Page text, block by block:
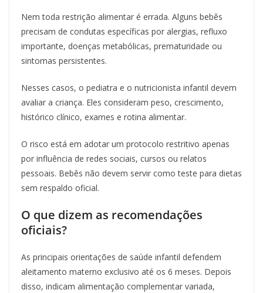
Nem toda restrição alimentar é errada. Alguns bebês
precisam de condutas específicas por alergias, refluxo
importante, doenças metabólicas, prematuridade ou
sintomas persistentes.
Nesses casos, o pediatra e o nutricionista infantil devem
avaliar a criança. Eles consideram peso, crescimento,
histórico clínico, exames e rotina alimentar.
O risco está em adotar um protocolo restritivo apenas
por influência de redes sociais, cursos ou relatos
pessoais. Bebês não devem servir como teste para dietas
sem respaldo oficial.
O que dizem as recomendações
oficiais?
As principais orientações de saúde infantil defendem
aleitamento materno exclusivo até os 6 meses. Depois
disso, indicam alimentação complementar variada,